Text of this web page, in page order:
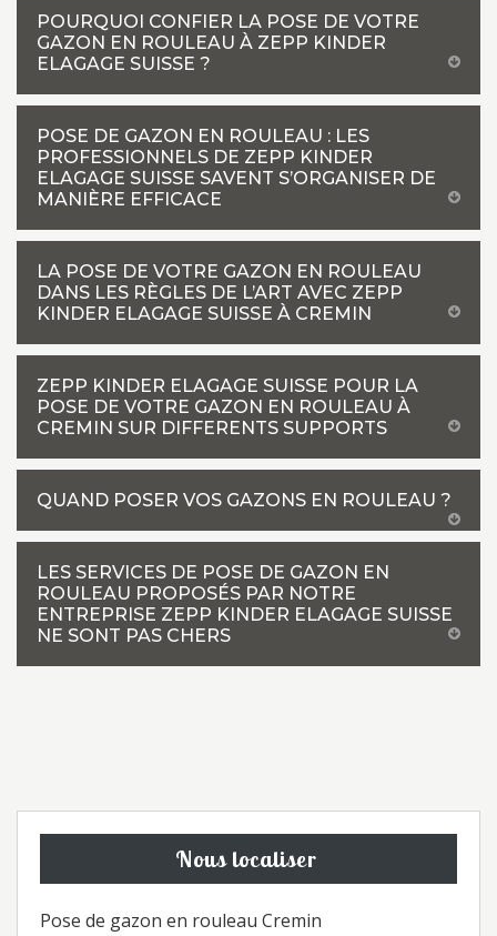
POURQUOI CONFIER LA POSE DE VOTRE
GAZON EN ROULEAU À ZEPP KINDER
ELAGAGE SUISSE ?
POSE DE GAZON EN ROULEAU : LES
PROFESSIONNELS DE ZEPP KINDER
ELAGAGE SUISSE SAVENT S’ORGANISER DE
MANIÈRE EFFICACE
LA POSE DE VOTRE GAZON EN ROULEAU
DANS LES RÈGLES DE L’ART AVEC ZEPP
KINDER ELAGAGE SUISSE À CREMIN
ZEPP KINDER ELAGAGE SUISSE POUR LA
POSE DE VOTRE GAZON EN ROULEAU À
CREMIN SUR DIFFERENTS SUPPORTS
QUAND POSER VOS GAZONS EN ROULEAU ?
LES SERVICES DE POSE DE GAZON EN
ROULEAU PROPOSÉS PAR NOTRE
ENTREPRISE ZEPP KINDER ELAGAGE SUISSE
NE SONT PAS CHERS
Nous localiser
Pose de gazon en rouleau Cremin